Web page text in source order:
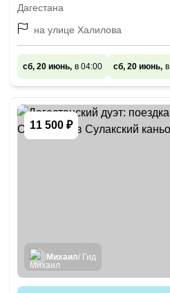
Дагестана
на улице Халилова
сб, 20 июнь, в 04:00 сб, 20 июнь,
11 500 ₽
Михаил/ Гид